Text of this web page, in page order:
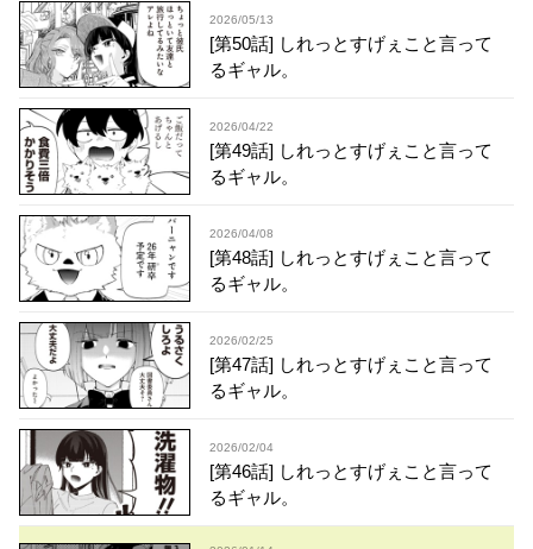
2026/05/13
[第50話] しれっとすげぇこと言って
るギャル。
2026/04/22
[第49話] しれっとすげぇこと言って
るギャル。
2026/04/08
[第48話] しれっとすげぇこと言って
るギャル。
2026/02/25
[第47話] しれっとすげぇこと言って
るギャル。
2026/02/04
[第46話] しれっとすげぇこと言って
るギャル。